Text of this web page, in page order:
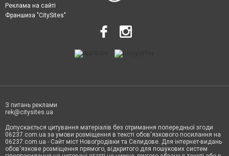
Реклама на сайті
Франшиза "CitySites"
З питань реклами
rek@citysites.ua
Допускається цитування матеріалів без отримання попередньої згоди
06237.com.ua за умови розміщення в тексті обов'язкового посилання на
06237.com.ua - Сайт міст Новогродівки та Селидове. Для інтернет-видань
обов'язкове розміщення прямого, відкритого для пошукових систем